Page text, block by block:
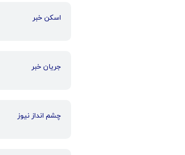
اسکن خبر
جریان خبر
چشم انداز نیوز